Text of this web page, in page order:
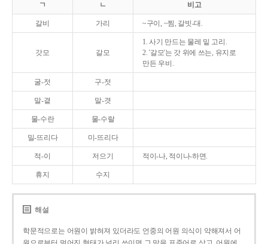
ㄱ ㄴ 비고
갈비 가리 ~구이, ~찜, 갈빗-대.
갓모 갈모
1. 사기 만드는 물레 밑 고리.
2. '갈모'는 갓 위에 쓰는, 유지로
만든 우비.
굴-젓 구-젓
말-곁 말-겻
물-수란 물-수랄
밀-뜨리다 미-뜨리다
적-이 저으기 적이-나, 적이나-하면.
휴지 수지
해설
학문적으로는 어원이 밝혀져 있더라도 언중의 어원 의식이 약해져서 어